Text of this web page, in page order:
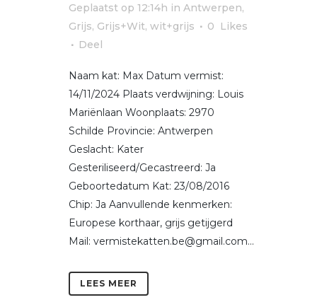
Geplaatst op 12:14h in Antwerpen,
Grijs, Grijs+Wit, wit+grijs
0
Likes
Deel
Naam kat: Max Datum vermist:
14/11/2024 Plaats verdwijning: Louis
Mariënlaan Woonplaats: 2970
Schilde Provincie: Antwerpen
Geslacht: Kater
Gesteriliseerd/Gecastreerd: Ja
Geboortedatum Kat: 23/08/2016
Chip: Ja Aanvullende kenmerken:
Europese korthaar, grijs getijgerd
Mail: vermistekatten.be@gmail.com...
LEES MEER